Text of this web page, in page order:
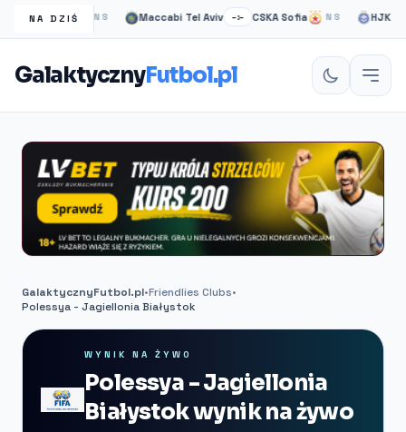
NA DZIŚ
Rangers NS Maccabi Tel Aviv –:– CSKA Sofia NS HJK
GalaktycznyFutbol.pl
GalaktycznyFutbol.pl•Friendlies Clubs•
Polessya - Jagiellonia Białystok
WYNIK NA ŻYWO
Polessya - Jagiellonia
Białystok wynik na żywo